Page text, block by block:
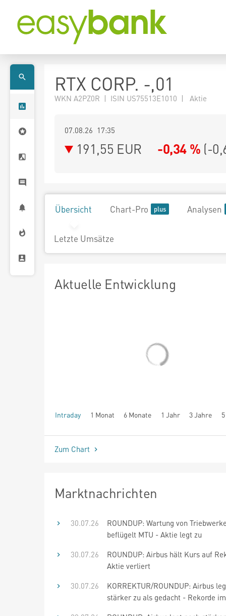
RTX CORP. -,01
WKN A2PZ0R | ISIN US75513E1010 | Aktie
07.08.26 17:35
191,55 EUR -0,34 % (-
Übersicht Chart-Pro Analysen
Letzte Umsätze
Aktuelle Entwicklung
Intraday 1 Monat 6 Monate 1 Jahr 3 Jahre
seit Beginn
Zum Chart
Marktnachrichten
30.07.26
ROUNDUP: Wartung von
beflügelt MTU - Aktie legt zu
30.07.26
ROUNDUP: Airbus hält Kurs auf
Aktie verliert
30.07.26
KORREKTUR/ROUNDUP: Airbus
stärker zu als gedacht - Rekorde